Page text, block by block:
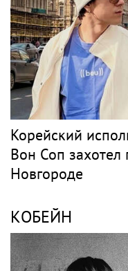
Корейский
Вон Соп
Новгороде
КОБЕЙН